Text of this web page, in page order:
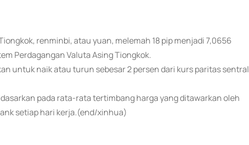
renminbi, atau yuan, melemah 18 pip menjadi 7,0656
Perdagangan Valuta Asing Tiongkok.
untuk naik atau turun sebesar 2 persen dari kurs paritas sentral
pada rata-rata tertimbang harga yang ditawarkan oleh
setiap hari kerja.(end/xinhua)